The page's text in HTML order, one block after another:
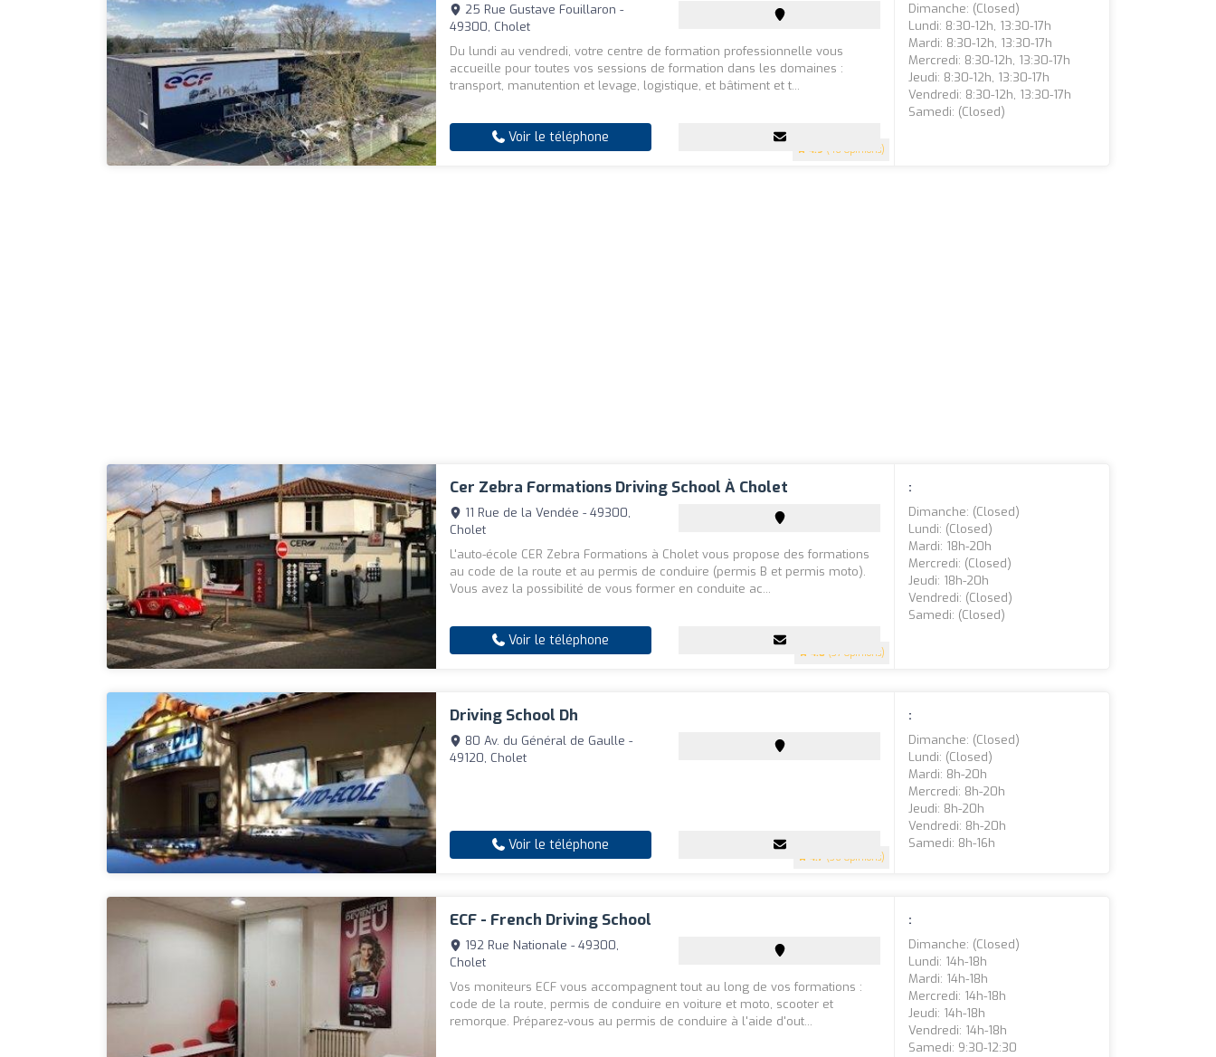
4.9 (46 Opinions)
25 Rue Gustave Fouillaron -
49300, Cholet
Du lundi au vendredi, votre centre de formation professionnelle vous
accueille pour toutes vos sessions de formation dans les domaines :
transport, manutention et levage, logistique, et bâtiment et t...
Voir le téléphone
Dimanche: (closed)
Lundi: 8:30-12h, 13:30-17h
Mardi: 8:30-12h, 13:30-17h
Mercredi: 8:30-12h, 13:30-17h
Jeudi: 8:30-12h, 13:30-17h
Vendredi: 8:30-12h, 13:30-17h
Samedi: (closed)
Cer Zebra Formations Driving School À Cholet
4.8 (37 Opinions)
11 Rue de la Vendée - 49300,
Cholet
L'auto-école CER Zebra Formations à Cholet vous propose des formations
au code de la route et au permis de conduire (permis B et permis moto).
Vous avez la possibilité de vous former en conduite ac...
Voir le téléphone
:
Dimanche: (closed)
Lundi: (closed)
Mardi: 18h-20h
Mercredi: (closed)
Jeudi: 18h-20h
Vendredi: (closed)
Samedi: (closed)
Driving School Dh
4.7 (36 Opinions)
80 Av. du Général de Gaulle -
49120, Cholet
Voir le téléphone
:
Dimanche: (closed)
Lundi: (closed)
Mardi: 8h-20h
Mercredi: 8h-20h
Jeudi: 8h-20h
Vendredi: 8h-20h
Samedi: 8h-16h
ECF - French Driving School
192 Rue Nationale - 49300,
Cholet
Vos moniteurs ECF vous accompagnent tout au long de vos formations :
code de la route, permis de conduire en voiture et moto, scooter et
remorque. Préparez-vous au permis de conduire à l'aide d'out...
:
Dimanche: (closed)
Lundi: 14h-18h
Mardi: 14h-18h
Mercredi: 14h-18h
Jeudi: 14h-18h
Vendredi: 14h-18h
Samedi: 9:30-12:30